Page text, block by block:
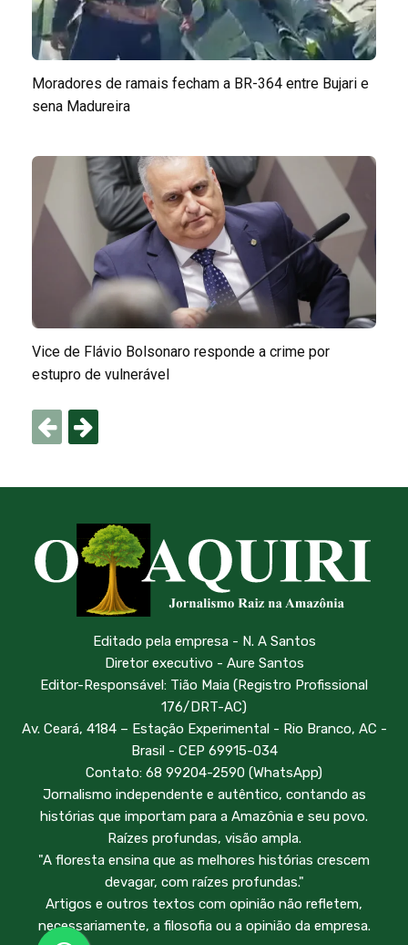
Moradores de ramais fecham a BR-364 entre Bujari e
sena Madureira
Vice de Flávio Bolsonaro responde a crime por
estupro de vulnerável
Editado pela empresa - N. A Santos
Diretor executivo - Aure Santos
Editor-Responsável: Tião Maia (Registro Profissional
176/DRT-AC)
Av. Ceará, 4184 – Estação Experimental - Rio Branco, AC -
Brasil - CEP 69915-034
Contato: 68 99204-2590 (WhatsApp)
Jornalismo independente e autêntico, contando as
histórias que importam para a Amazônia e seu povo.
Raízes profundas, visão ampla.
"A floresta ensina que as melhores histórias crescem
devagar, com raízes profundas."
Artigos e outros textos com opinião não refletem,
necessariamente, a filosofia ou a opinião da empresa.